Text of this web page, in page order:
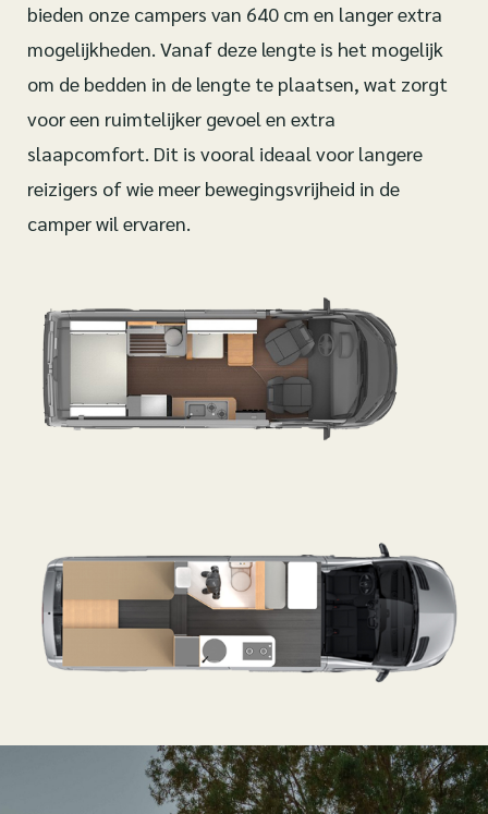
bieden onze campers van 640 cm en langer extra
mogelijkheden. Vanaf deze lengte is het mogelijk
om de bedden in de lengte te plaatsen, wat zorgt
voor een ruimtelijker gevoel en extra
slaapcomfort. Dit is vooral ideaal voor langere
reizigers of wie meer bewegingsvrijheid in de
camper wil ervaren.